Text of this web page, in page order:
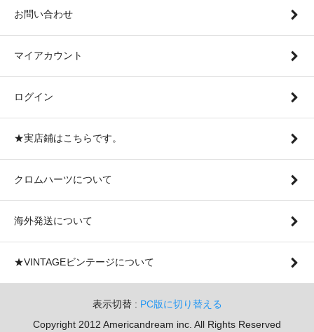
お問い合わせ
マイアカウント
ログイン
★実店鋪はこちらです。
クロムハーツについて
海外発送について
★VINTAGEビンテージについて
表示切替 : PC版に切り替える
Copyright 2012 Americandream inc. All Rights Reserved